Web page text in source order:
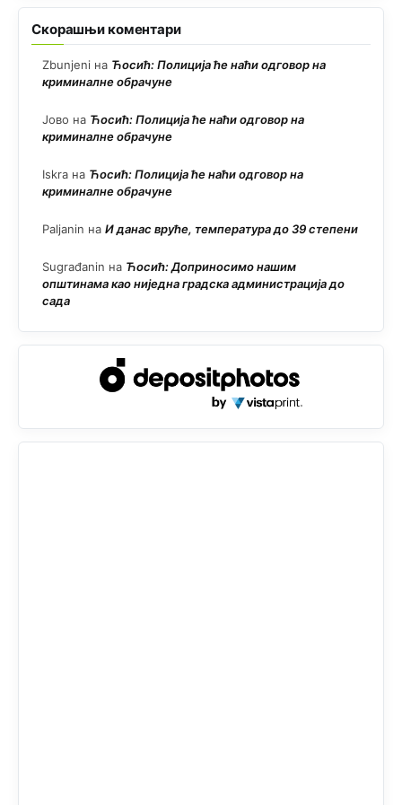
Скорашњи коментари
Zbunjeni на Ћосић: Полиција ће наћи одговор на
криминалне обрачуне
Јово на Ћосић: Полиција ће наћи одговор на
криминалне обрачуне
Iskra на Ћосић: Полиција ће наћи одговор на
криминалне обрачуне
Paljanin на И данас вруће, температура до 39 степени
Sugrađanin на Ћосић: Доприносимо нашим
општинама као ниједна градска администрација до
сада